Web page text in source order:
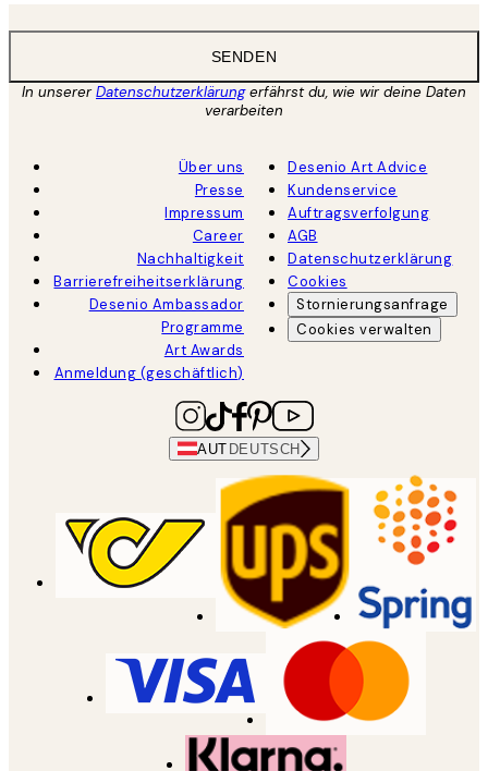
SENDEN
In unsererDatenschutzerklärungerfährst du, wie wir deine Daten
verarbeiten
Über uns
Presse
Impressum
Career
Nachhaltigkeit
Barrierefreiheitserklärung
Desenio Ambassador
Programme
Art Awards
Anmeldung (geschäftlich)
Desenio Art Advice
Kundenservice
Auftragsverfolgung
AGB
Datenschutzerklärung
Cookies
Stornierungsanfrage
Cookies verwalten
AUT DEUTSCH